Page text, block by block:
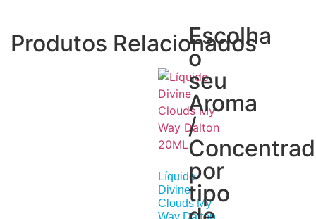
Escolha
o
seu
Aroma
/
por
tipo
Produtos Relacionados
Líquido
Divine
Clouds My